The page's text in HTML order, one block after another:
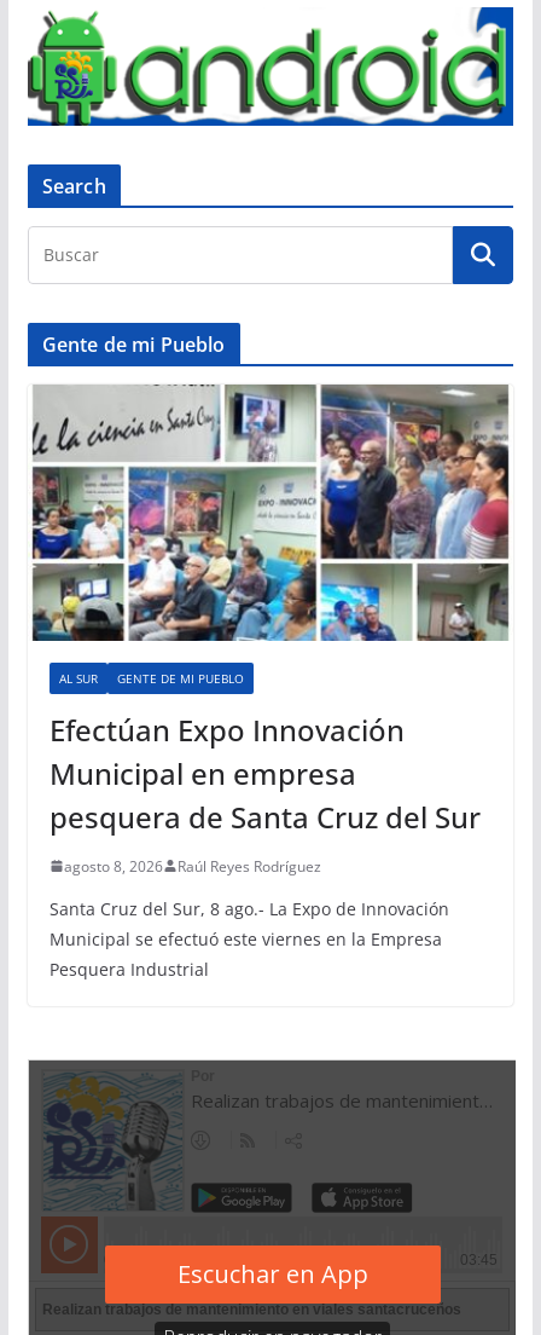
Search
Gente de mi Pueblo
AL SUR GENTE DE MI PUEBLO
Efectúan Expo Innovación
Municipal en empresa
pesquera de Santa Cruz del Sur
agosto 8, 2026 Raúl Reyes Rodríguez
Santa Cruz del Sur, 8 ago.- La Expo de Innovación
Municipal se efectuó este viernes en la Empresa
Pesquera Industrial